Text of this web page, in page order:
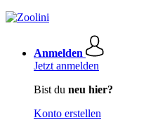
Anmelden
Jetzt anmelden
Bist du neu hier?
Konto erstellen